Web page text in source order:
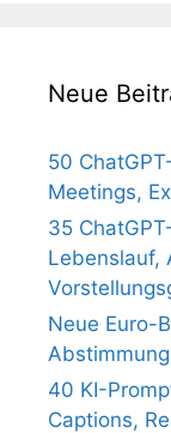
Neue
50
Meetings,
35
Lebenslauf,
Neue Euro-
40 KI-
Captions,